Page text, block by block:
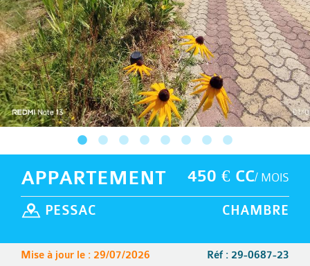
450 € CC/ MOIS
APPARTEMENT
CHAMBRE
PESSAC
Réf : 29-0687-23
Mise à jour le : 29/07/2026